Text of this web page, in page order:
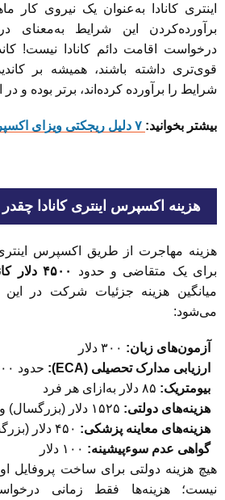
اینتری کانادا به‌عنوان یک نیروی کار
برآورده‌کردن این شرایط به‌معنای
درخواست اقامت دائم کانادا نیست!
قوی‌تری داشته باشند، همیشه بر
شرایط را برآورده کرده‌اند، برتر بوده و در
بیشتر بخوانید:
هزینه اکسپرس اینتری کانادا
هزینه مهاجرت از طریق اکسپرس
برای یک متقاضی و حدود
میانگین هزینه جزئیات شرکت در
می‌شود:
آزمون‌های زبان:
ارزیابی مدارک تحصیلی (ECA):
حدود ۲۰۰ دلار
بیومتریک:
هزینه‌های دولتی:
هزینه‌های معاینه پزشکی:
گواهی عدم سوءپیشینه: ۱۰۰ دلار
هیچ هزینه دولتی برای ساخت پروفایل
نیست؛ هزینه‌ها فقط زمانی